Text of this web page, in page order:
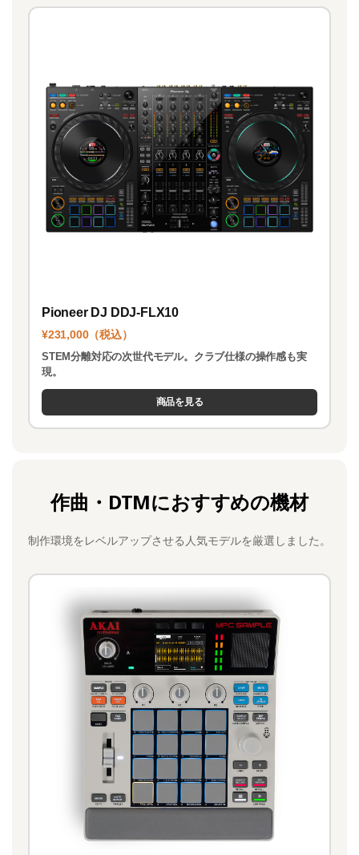
Pioneer DJ DDJ-FLX10
¥231,000（税込）
STEM分離対応の次世代モデル。クラブ仕様の操作感も実
現。
商品を見る
作曲・DTMにおすすめの機材
制作環境をレベルアップさせる人気モデルを厳選しました。